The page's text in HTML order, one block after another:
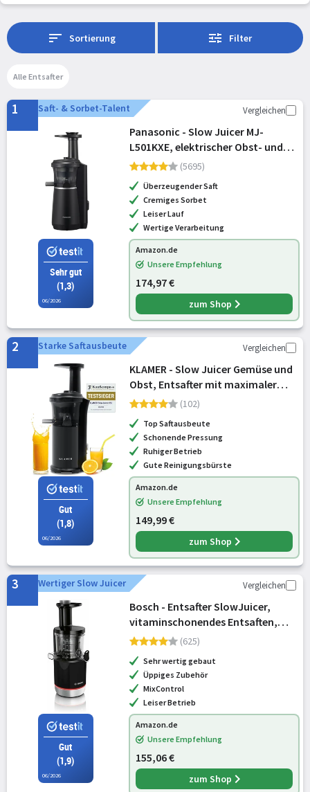
guter Saftausbeute zum fairen Preis punktet. Wer sparen
möchte, findet mit dem
Sortierung Filter
Alle Entsafter
1 Saft- & Sorbet-Talent Vergleichen
Sehr gut
(1,3)
06/2026
Panasonic - Slow Juicer MJ-
L501KXE, elektrischer Obst- und
Gemüse-Entsafter, 150 W, Edelstahl
kompaktes Design, Aufsatz für
gefroren
(5695)
Überzeugender Saft
Cremiges Sorbet
Leiser Lauf
Wertige Verarbeitung
Amazon.de
Unsere Empfehlung
174,97 €
zum Shop
2 Starke Saftausbeute Vergleichen
Gut
(1,8)
06/2026
KLAMER - Slow Juicer Gemüse und
Obst, Entsafter mit maximaler
Saftausbeute
(102)
Top Saftausbeute
Schonende Pressung
Ruhiger Betrieb
Gute Reinigungsbürste
Amazon.de
Unsere Empfehlung
149,99 €
zum Shop
3 Wertiger Slow Juicer Vergleichen
Gut
(1,9)
06/2026
Bosch - Entsafter SlowJuicer,
vitaminschonendes Entsaften,
Kaltpresse, sehr leise, leichte
und Gemüse, BPA-frei, 150 W, s
(625)
Sehr wertig gebaut
Üppiges Zubehör
MixControl
Leiser Betrieb
Amazon.de
Unsere Empfehlung
155,06 €
zum Shop